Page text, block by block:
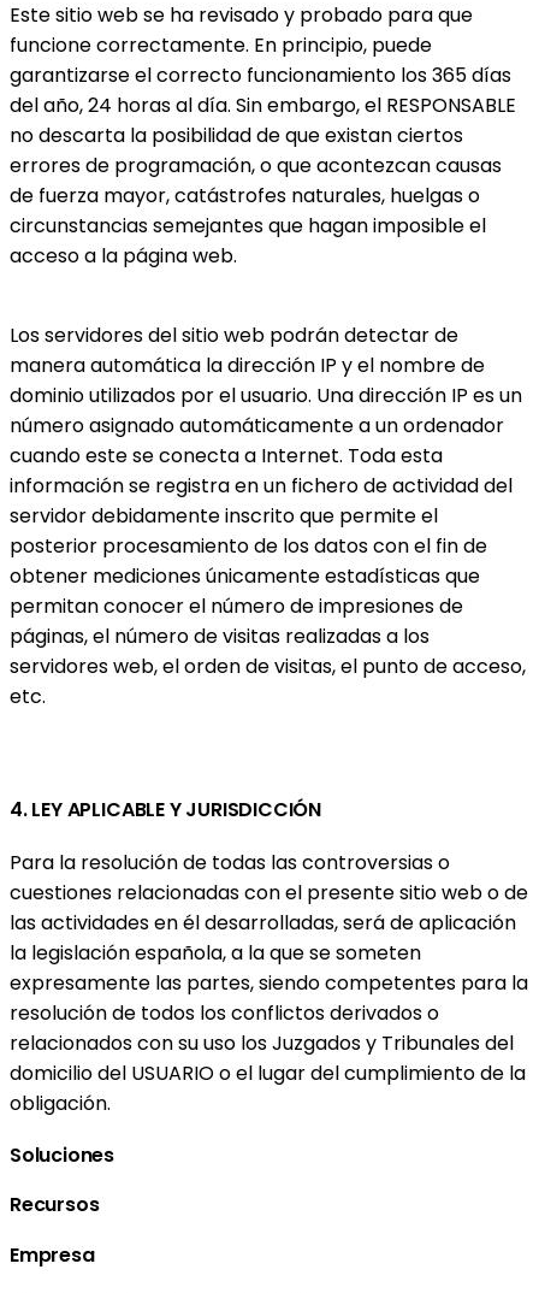
Este sitio web se ha revisado y probado para que
funcione correctamente. En principio, puede
garantizarse el correcto funcionamiento los 365 días
del año, 24 horas al día. Sin embargo, el RESPONSABLE
no descarta la posibilidad de que existan ciertos
errores de programación, o que acontezcan causas
de fuerza mayor, catástrofes naturales, huelgas o
circunstancias semejantes que hagan imposible el
acceso a la página web.
Los servidores del sitio web podrán detectar de
manera automática la dirección IP y el nombre de
dominio utilizados por el usuario. Una dirección IP es un
número asignado automáticamente a un ordenador
cuando este se conecta a Internet. Toda esta
información se registra en un fichero de actividad del
servidor debidamente inscrito que permite el
posterior procesamiento de los datos con el fin de
obtener mediciones únicamente estadísticas que
permitan conocer el número de impresiones de
páginas, el número de visitas realizadas a los
servidores web, el orden de visitas, el punto de acceso,
etc.
4. LEY APLICABLE Y JURISDICCIÓN
Para la resolución de todas las controversias o
cuestiones relacionadas con el presente sitio web o de
las actividades en él desarrolladas, será de aplicación
la legislación española, a la que se someten
expresamente las partes, siendo competentes para la
resolución de todos los conflictos derivados o
relacionados con su uso los Juzgados y Tribunales del
domicilio del USUARIO o el lugar del cumplimiento de la
obligación.
Soluciones
Recursos
Empresa